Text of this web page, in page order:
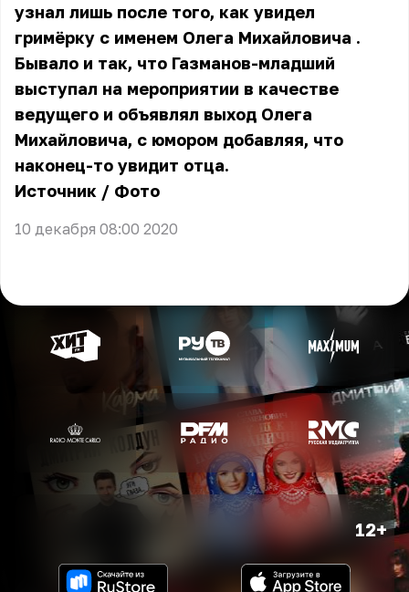
узнал лишь после того, как увидел
гримёрку с именем Олега Михайловича .
Бывало и так, что Газманов-младший
выступал на мероприятии в качестве
ведущего и объявлял выход Олега
Михайловича, с юмором добавляя, что
наконец-то увидит отца.
Источник / Фото
10 декабря 08:00 2020
12+